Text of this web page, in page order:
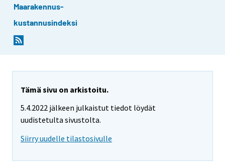
Maarakennus-
kustannusindeksi
Tämä sivu on arkistoitu.
5.4.2022 jälkeen julkaistut tiedot löydät
uudistetulta sivustolta.
Siirry uudelle tilastosivulle